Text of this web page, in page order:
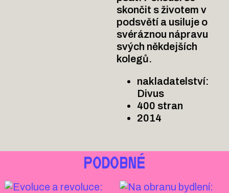
skončit s životem v
podsvětí a usiluje o
svéráznou nápravu
svých někdejších
kolegů.
nakladatelství:
Divus
400 stran
2014
PODOBNÉ